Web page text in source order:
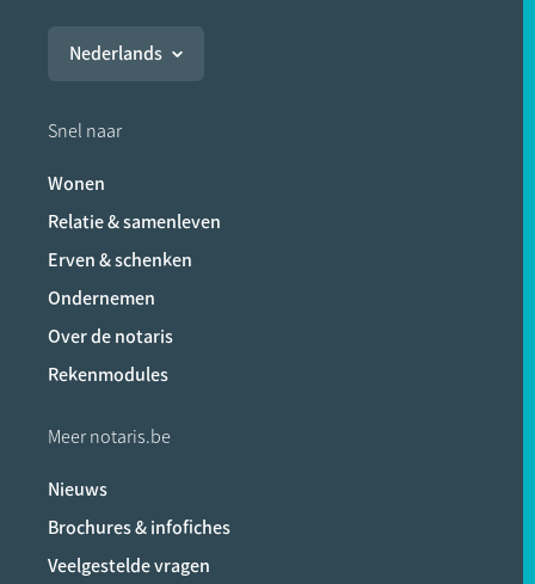
Nederlands
Snel naar
Wonen
Relatie & samenleven
Erven & schenken
Ondernemen
Over de notaris
Rekenmodules
Meer notaris.be
Nieuws
Brochures & infofiches
Veelgestelde vragen